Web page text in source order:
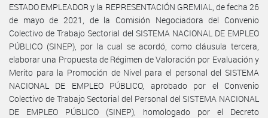
ESTADO EMPLEADOR y la REPRESENTACIÓN GREMIAL, de fecha 26
de mayo de 2021, de la Comisión Negociadora del Convenio
Colectivo de Trabajo Sectorial del SISTEMA NACIONAL DE EMPLEO
PÚBLICO (SINEP), por la cual se acordó, como cláusula tercera,
elaborar una Propuesta de Régimen de Valoración por Evaluación y
Merito para la Promoción de Nivel para el personal del SISTEMA
NACIONAL DE EMPLEO PÚBLICO, aprobado por el Convenio
Colectivo de Trabajo Sectorial del Personal del SISTEMA NACIONAL
DE EMPLEO PÚBLICO (SINEP), homologado por el Decreto